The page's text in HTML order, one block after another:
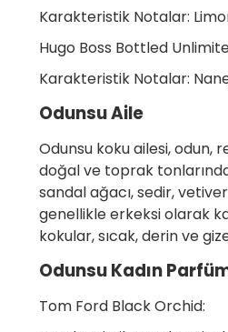
Karakteristik Notalar:
Hugo Boss Bottled
Karakteristik Notalar:
Odunsu Aile
Odunsu koku ailesi, odun,
doğal ve toprak
sandal ağacı, sedir,
genellikle erkeksi olarak
kokular, sıcak, derin ve
Odunsu Kadın
Tom Ford Black Orchid: